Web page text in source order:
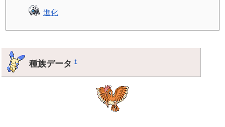
進化
種族データ†